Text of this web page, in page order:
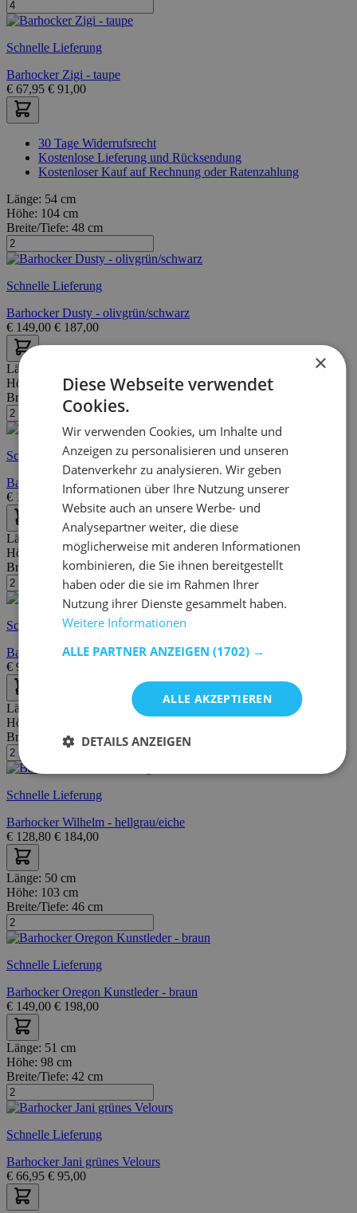
Schnelle Lieferung
Barhocker Zigi - taupe
€ 67,95 € 91,00
30 Tage Widerrufsrecht
Kostenlose Lieferung und Rücksendung
Kostenloser Kauf auf Rechnung oder Ratenzahlung
Länge: 54 cm
Höhe: 104 cm
Breite/Tiefe: 48 cm
Schnelle Lieferung
Barhocker Dusty - olivgrün/schwarz
€ 149,00 € 187,00
Länge:
Höhe:
104 cm
Breite/Tiefe: 48 cm
Schnelle Lieferung
Barhocker Dusty - anthrazit/schwarz
€ 149,00 €187,00
Länge:
Höhe:
94 cm
Breite/Tiefe:43 cm
Schnelle Lieferung
Barhocker Tippi - schwarz
€ 99,00
Länge:
Höhe:
Breite/Tiefe:46 cm
Schnelle Lieferung
Barhocker Wilhelm - hellgrau/eiche
€ 128,80 € 184,00
Länge: 50 cm
Höhe: 103 cm
Breite/Tiefe: 46 cm
Schnelle Lieferung
Barhocker Oregon Kunstleder - braun
€ 149,00 € 198,00
Länge: 51 cm
Höhe: 98 cm
Breite/Tiefe: 42 cm
Schnelle Lieferung
Barhocker Jani grünes Velours
€ 66,95 € 95,00
×
Diese Webseite verwendet
Cookies.
Wir verwenden Cookies, um Inhalte und
Anzeigen zu personalisieren und unseren
Datenverkehr zu analysieren. Wir geben
Informationen über Ihre Nutzung unserer
Website auch an unsere Werbe- und
Analysepartner weiter, die diese
möglicherweise mit anderen Informationen
kombinieren, die Sie ihnen bereitgestellt
haben oder die sie im Rahmen Ihrer
Nutzung ihrer Dienste gesammelt haben.
Weitere Informationen
ALLE PARTNER ANZEIGEN (1702) →
ALLE AKZEPTIEREN
DETAILS ANZEIGEN